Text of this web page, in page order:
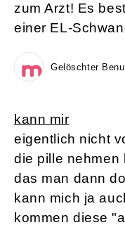
zum Arzt! Es
einer EL-
Gelöschter
kann mir
eigentlich nicht
die pille nehmen
das man dann
kann mich ja
kommen diese